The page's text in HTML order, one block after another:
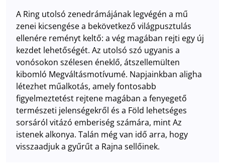
A Ring utolsó zenedrámájának legvégén a mű
zenei kicsengése a bekövetkező világpusztulás
ellenére reményt keltő: a vég magában rejti egy új
kezdet lehetőségét. Az utolsó szó ugyanis a
vonósokon szélesen éneklő, átszellemülten
kibomló Megváltásmotívumé. Napjainkban aligha
létezhet műalkotás, amely fontosabb
figyelmeztetést rejtene magában a fenyegető
természeti jelenségekről és a Föld lehetséges
sorsáról vitázó emberiség számára, mint Az
istenek alkonya. Talán még van idő arra, hogy
visszaadjuk a gyűrűt a Rajna sellőinek.